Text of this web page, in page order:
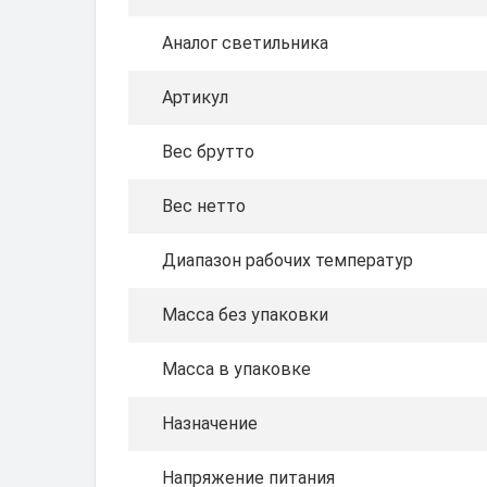
Аналог светильника
Артикул
Вес брутто
Вес нетто
Диапазон рабочих температур
Масса без упаковки
Масса в упаковке
Назначение
Напряжение питания